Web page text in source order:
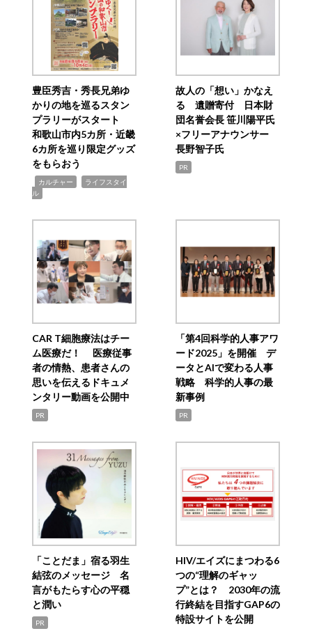
豊臣秀吉・秀長兄弟ゆ
かりの地を巡るスタン
プラリーがスタート
和歌山市内5カ所・近畿
6カ所を巡り限定グッズ
をもらおう
カルチャー
ライフスタイ
ル
故人の「想い」かなえ
る 遺贈寄付 日本財
団名誉会長 笹川陽平氏
×フリーアナウンサー
長野智子氏
PR
CAR T細胞療法はチー
ム医療だ！ 医療従事
者の情熱、患者さんの
思いを伝えるドキュメ
ンタリー動画を公開中
PR
「第4回科学的人事アワ
ード2025」を開催 デ
ータとAIで変わる人事
戦略 科学的人事の最
新事例
PR
「ことだま」宿る羽生
結弦のメッセージ 名
言がもたらす心の平穏
と潤い
PR
HIV/エイズにまつわる6
つの“理解のギャッ
プ”とは？ 2030年の流
行終結を目指すGAP6の
特設サイトを公開